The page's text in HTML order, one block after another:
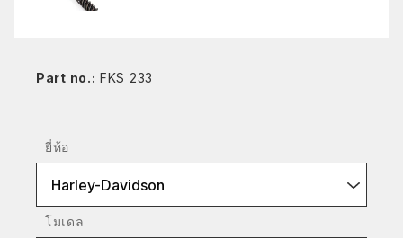
Part no.: FKS 233
ยี่ห้อ
Harley-Davidson
โมเดล